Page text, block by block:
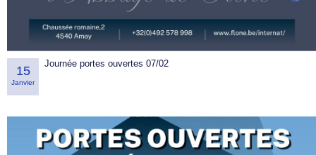
15
Janvier
Journée portes ouvertes 07/02